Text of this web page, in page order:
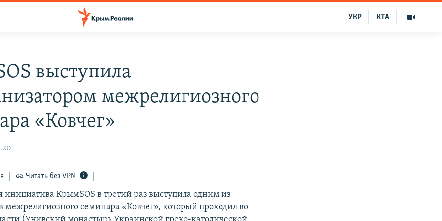
КТА
УКР
выступила
межрелигиозного
«Ковчег»
Читать без VPN
инициатива КрымSOS в третий раз выступила одним из
межрелигиозного семинара «Ковчег», который проходил во